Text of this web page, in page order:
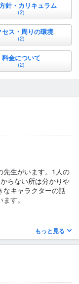
針・カリキュラム
(2)
セス・周りの環境
(2)
料金について
(2)
先生がいます。1人の
らない所は分かりや
なキャラクターの話
す。
貰えます。
もっと見る